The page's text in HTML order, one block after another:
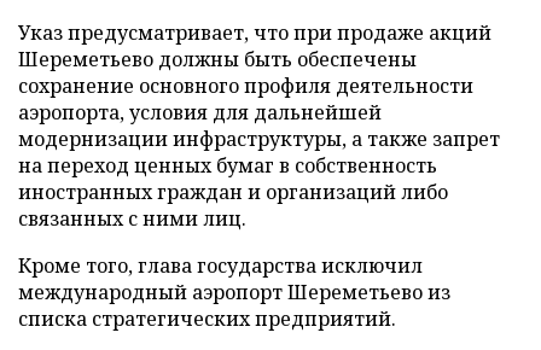
Указ предусматривает, что при продаже акций
Шереметьево должны быть обеспечены
сохранение основного профиля деятельности
аэропорта, условия для дальнейшей
модернизации инфраструктуры, а также запрет
на переход ценных бумаг в собственность
иностранных граждан и организаций либо
связанных с ними лиц.
Кроме того, глава государства исключил
международный аэропорт Шереметьево из
списка стратегических предприятий.